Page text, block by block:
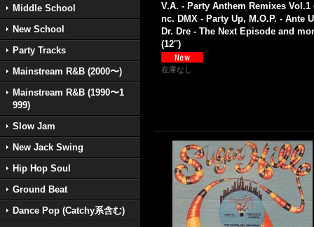
Middle School
New School
Party Tracks
Mainstream R&B (2000〜)
Mainstream R&B (1990〜1
999)
Slow Jam
New Jack Swing
Hip Hop Soul
Ground Beat
Dance Pop (Catchy系含む)
V.A. - Party Anthem Remixes Vol.1
nc. DMX - Party Up, M.O.P. - Ante
Dr. Dre - The Next Episode and
(12'')
在庫なし